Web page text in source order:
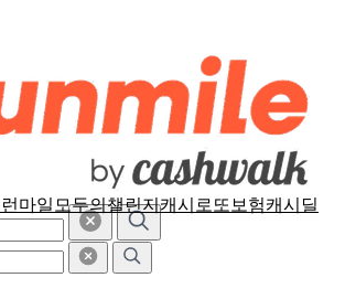
런마일 모두의챌린지캐시로또 보험캐시딜